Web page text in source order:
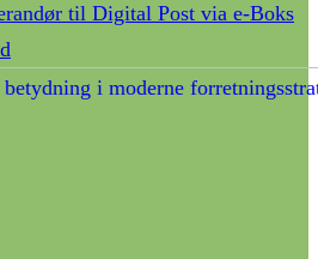
til Digital Post via e-Boks